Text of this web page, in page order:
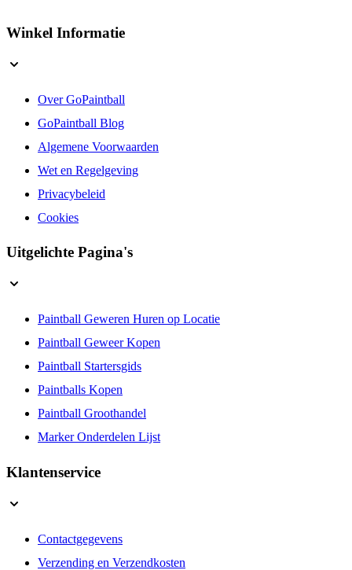
Winkel Informatie
Over GoPaintball
GoPaintball Blog
Algemene Voorwaarden
Wet en Regelgeving
Privacybeleid
Cookies
Uitgelichte Pagina's
Paintball Geweren Huren op Locatie
Paintball Geweer Kopen
Paintball Startersgids
Paintballs Kopen
Paintball Groothandel
Marker Onderdelen Lijst
Klantenservice
Contactgegevens
Verzending en Verzendkosten